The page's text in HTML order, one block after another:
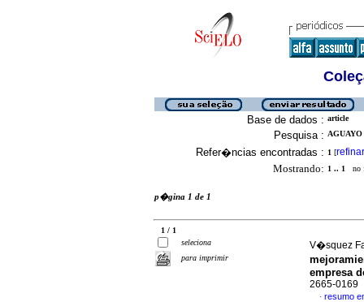
Base de dados : article
Pesquisa :
Refer�ncias encontradas : 1 [refinar
Mostrando: 1 .. 1 no
p�gina 1 de 1
1 / 1
seleciona
para imprimir
V�squez
empresa
2665-0169
· resumo